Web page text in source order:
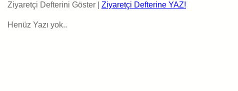
Ziyaretçi Defterini Göster | Ziyaretçi Defterine YAZ!
Henüz Yazı yok..